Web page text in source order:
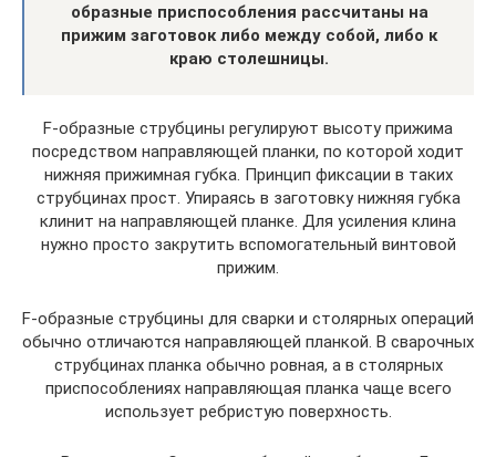
образные приспособления рассчитаны на
прижим заготовок либо между собой, либо к
краю столешницы.
F-образные струбцины регулируют высоту прижима
посредством направляющей планки, по которой ходит
нижняя прижимная губка. Принцип фиксации в таких
струбцинах прост. Упираясь в заготовку нижняя губка
клинит на направляющей планке. Для усиления клина
нужно просто закрутить вспомогательный винтовой
прижим.
F-образные струбцины для сварки и столярных операций
обычно отличаются направляющей планкой. В сварочных
струбцинах планка обычно ровная, а в столярных
приспособлениях направляющая планка чаще всего
использует ребристую поверхность.